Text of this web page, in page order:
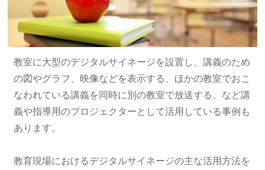
教室に大型のデジタルサイネージを設置し、講義のため
の図やグラフ、映像などを表示する、ほかの教室でおこ
なわれている講義を同時に別の教室で放送する、など講
義や指導用のプロジェクターとして活用している事例も
あります。
教育現場におけるデジタルサイネージの主な活用方法を